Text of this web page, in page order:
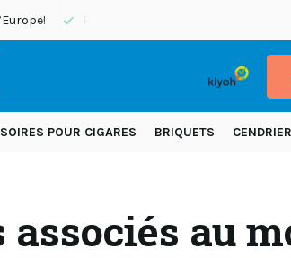
Commandé avant 20h45,
POUR CIGARES BRIQUETS CENDRIER
au